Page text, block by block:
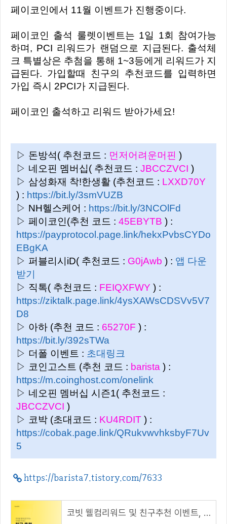
페이코인에서 11월 이벤트가 진행중이다.
페이코인 출석 룰렛이벤트는 1일 1회 참여가능
하며, PCI 리워드가 랜덤으로 지급된다. 출석체
크 특별상은 추첨을 통해 1~3등에게 리워드가 지
급된다. 가입할때 친구의 추천코드를 입력하면
가입 즉시 2PCI가 지급된다.
페이코인 출석하고 리워드 받아가세요!
▷ 돈방석( 추천코드 : 먼저어려운머핀 )
▷ 네오핀 멤버십( 추천코드 : JBCCZVCI )
▷ 삼성화재 착!한생활 (추천코드 : LXXD70Y
) : https://bit.ly/3smVUZB
▷ NH헬스케어 : https://bit.ly/3NCOlFd
▷ 페이코인(추천 코드 : 45EBYTB ) :
https://payprotocol.page.link/hekxPvbsCYDo
EBgKA
▷ 퍼블리시iD( 추천코드 : G0jAwb ) : 앱 다운
받기
▷ 직톡( 추천코드 : FEIQXFWY ) :
https://ziktalk.page.link/4ysXAWsCDSVv5V7
D8
▷ 아하 (추천 코드 : 65270F ) :
https://bit.ly/392sTWa
▷ 더폴 이벤트 : 초대링크
▷ 코인고스트 (추천 코드 : barista ) :
https://m.coinghost.com/onelink
▷ 네오핀 멤버십 시즌1( 추천코드 :
JBCCZVCI )
▷ 코박 (초대코드 : KU4RDIT ) :
https://cobak.page.link/QRukvwvhksbyF7Uv
5
https://barista7.tistory.com/7633
코빗 웰컴리워드 및 친구추천 이벤트, 리워드 5000원!( 추천 코드 : B1DD4A )